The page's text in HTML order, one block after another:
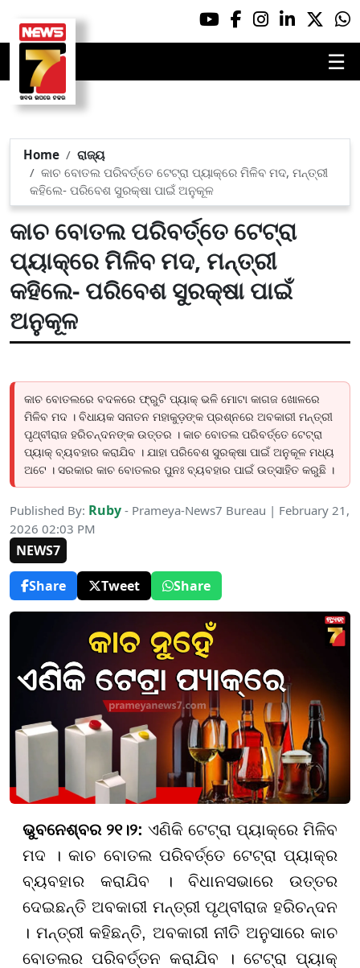
☰
Home
ରାଜ୍ୟ
କାଚ ବୋତଲ ପରିବର୍ତ୍ତେ ଟେଟ୍ରା ପ୍ୟାକ୍‌ରେ ମିଳିବ ମଦ, ମନ୍ତ୍ରୀ
କହିଲେ- ପରିବେଶ ସୁରକ୍ଷା ପାଇଁ ଅନୁକୂଳ
କାଚ ବୋତଲ ପରିବର୍ତ୍ତେ ଟେଟ୍ରା
ପ୍ୟାକ୍‌ରେ ମିଳିବ ମଦ, ମନ୍ତ୍ରୀ
କହିଲେ- ପରିବେଶ ସୁରକ୍ଷା ପାଇଁ
ଅନୁକୂଳ
କାଚ ବୋତଲରେ ବଦଳରେ ଫ୍ରୁଟି ପ୍ୟାକ୍‌ ଭଳି ମୋଟା କାଗଜ ଖୋଳରେ
ମିଳିବ ମଦ । ବିଧାୟକ ସନାତନ ମହାକୁଡ଼ଙ୍କ ପ୍ରଶ୍ନରେ ଅବକାରୀ ମନ୍ତ୍ରୀ
ପୃଥ୍ବୀରାଜ ହରିଚନ୍ଦନଙ୍କ ଉତ୍ତର । କାଚ ବୋତଲ ପରିବର୍ତ୍ତେ ଟେଟ୍ରା
ପ୍ୟାକ୍ ବ୍ୟବହାର କରାଯିବ । ଯାହା ପରିବେଶ ସୁରକ୍ଷା ପାଇଁ ଅନୁକୂଳ ମଧ୍ୟ
ଅଟେ । ସରକାର କାଚ ବୋତଲର ପୁନଃ ବ୍ୟବହାର ପାଇଁ ଉତ୍ସାହିତ କରୁଛି ।
Published By: Ruby - Prameya-News7 Bureau | February 21,
2026 02:03 PM
NEWS7
Share
Tweet Share
ଭୁବନେଶ୍ବର ୨୧।୨: ଏଣିକି ଟେଟ୍ରା ପ୍ୟାକ୍‌ରେ ମିଳିବ
ମଦ । କାଚ ବୋତଲ ପରିବର୍ତ୍ତେ ଟେଟ୍ରା ପ୍ୟାକ୍ର
ବ୍ୟବହାର କରାଯିବ । ବିଧାନସଭାରେ ଉତ୍ତର
ଦେଇଛନ୍ତି ଅବକାରୀ ମନ୍ତ୍ରୀ ପୃଥ୍ବୀରାଜ ହରିଚନ୍ଦନ
। ମନ୍ତ୍ରୀ କହିଛନ୍ତି, ଅବକାରୀ ନୀତି ଅନୁସାରେ କାଚ
ବୋତଲର ପରିବର୍ତ୍ତନ କରାଯିବ । ଟେଟ୍ରା ପ୍ୟାକ୍